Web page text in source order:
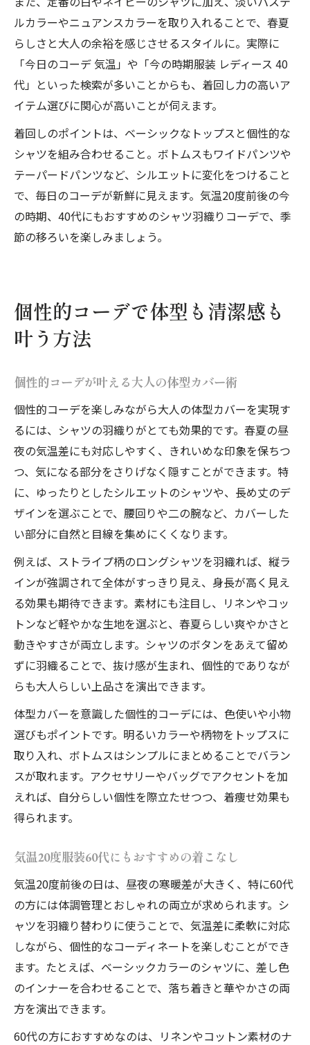
ルカラーやニュアンスカラーを取り入れることで、春夏
らしさと大人の余裕を感じさせるスタイルに。実際に
「今日のコーデ 気温」や「今の時期服装 レディース 40
代」といった検索が多いことからも、着回し力の高いア
イテム選びに関心が高いことが伺えます。
着回しのポイントは、ベーシックなトップスと個性的な
シャツを組み合わせること。ボトムスもワイドパンツや
テーパードパンツなど、シルエットに変化をつけること
で、毎日のコーデが新鮮に見えます。気温20度前後の今
の時期、40代にもおすすめのシャツ羽織りコーデで、季
節の移ろいを楽しみましょう。
個性的コーデで体型も清潔感も
叶う方法
個性的コーデが叶える大人の体型カバー術
個性的コーデを楽しみながら大人の体型カバーを実現す
るには、シャツの羽織りがとても効果的です。春夏の昼
夜の気温差にも対応しやすく、きれいめな印象を保ちつ
つ、気になる部分をさりげなく隠すことができます。特
に、ゆったりとしたシルエットのシャツや、長め丈のデ
ザインを選ぶことで、腰回りや二の腕など、カバーした
い部分に自然と目線を集めにくくなります。
例えば、ストライプ柄のロングシャツを羽織れば、縦ラ
インが強調されて全体がすっきり見え、身長が高く見え
る効果も期待できます。素材にも注目し、リネンやコッ
トンなど軽やかな生地を選ぶと、春夏らしい爽やかさと
動きやすさが両立します。シャツのボタンをあえて留め
ずに羽織ることで、抜け感が生まれ、個性的でありなが
らも大人らしい上品さを演出できます。
体型カバーを意識した個性的コーデには、色使いや小物
選びもポイントです。明るいカラーや柄物をトップスに
取り入れ、ボトムスはシンプルにまとめることでバラン
スが取れます。アクセサリーやバッグでアクセントを加
えれば、自分らしい個性を際立たせつつ、着痩せ効果も
得られます。
気温20度服装60代にもおすすめの着こなし
気温20度前後の日は、昼夜の寒暖差が大きく、特に60代
の方には体調管理とおしゃれの両立が求められます。シ
ャツを羽織り替わりに使うことで、気温差に柔軟に対応
しながら、個性的なコーディネートを楽しむことができ
ます。たとえば、ベーシックカラーのシャツに、差し色
のインナーを合わせることで、落ち着きと華やかさの両
方を演出できます。
60代の方におすすめなのは、リネンやコットン素材のナ